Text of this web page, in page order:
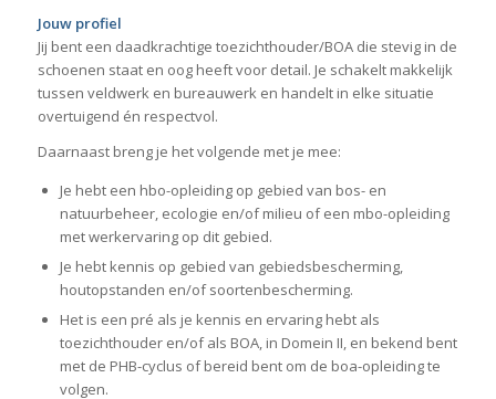
Jouw profiel
Jij bent een daadkrachtige toezichthouder/BOA die stevig in de
schoenen staat en oog heeft voor detail. Je schakelt makkelijk
tussen veldwerk en bureauwerk en handelt in elke situatie
overtuigend én respectvol.
Daarnaast breng je het volgende met je mee:
Je hebt een hbo-opleiding op gebied van bos- en
natuurbeheer, ecologie en/of milieu of een mbo-opleiding
met werkervaring op dit gebied.
Je hebt kennis op gebied van gebiedsbescherming,
houtopstanden en/of soortenbescherming.
Het is een pré als je kennis en ervaring hebt als
toezichthouder en/of als BOA, in Domein II, en bekend bent
met de PHB-cyclus of bereid bent om de boa-opleiding te
volgen.